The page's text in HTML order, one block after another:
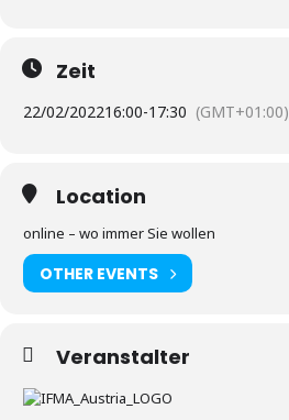
Zeit
22/02/202216:00-17:30 (GMT+01:00)
Location
online – wo immer Sie wollen
OTHER EVENTS
Veranstalter